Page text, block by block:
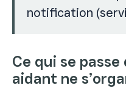
notification
Ce qui se
aidant ne